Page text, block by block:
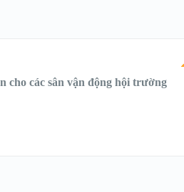
cho các sân vận động hội trường